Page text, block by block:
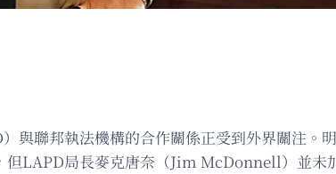
與聯邦執法機構的合作關係正受到外界關注。
但LAPD局長麥克唐奈（Jim McDonnell）並未